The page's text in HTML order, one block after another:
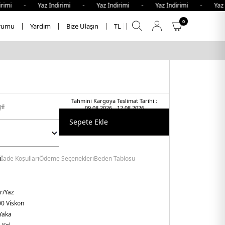
Yaz İndirimi - Yaz İndirimi - Yaz İndirimi -
Yardım Bize Ulaşın TL
0
Tahmini Kargoya Teslimat Tarihi :
09.08.2026 - 12.08.2026
Sepete Ekle
İade KoşullarıÖdeme SeçenekleriBeden Tablosu
Yaz
Viskon